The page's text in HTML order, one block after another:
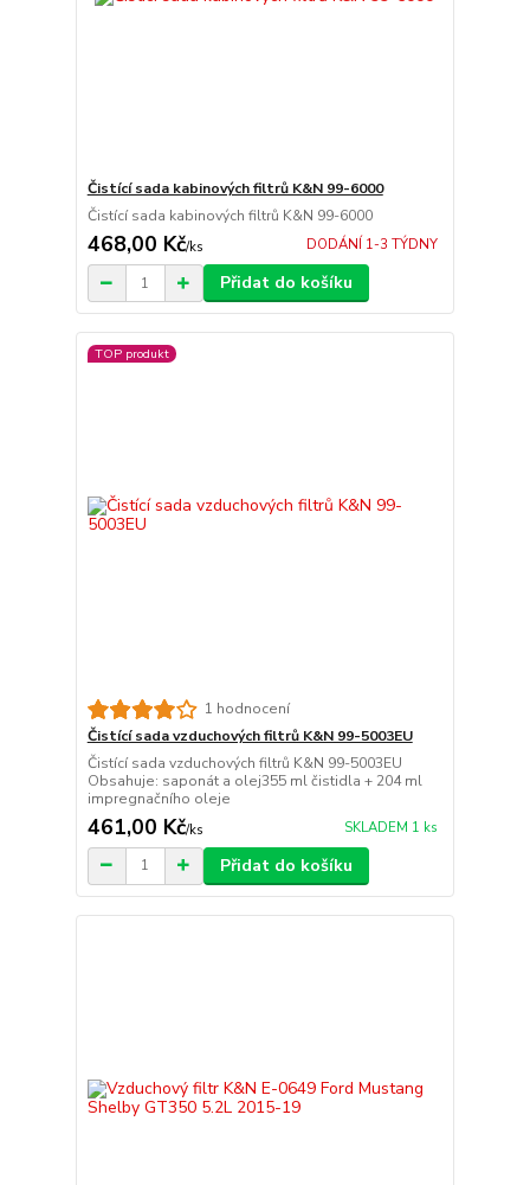
Čistící sada kabinových filtrů K&N 99-6000
Čistící sada kabinových filtrů K&N 99-6000
468,00 Kč/ks DODÁNÍ 1-3 TÝDNY
Přidat do košíku
TOP produkt
1 hodnocení
Čistící sada vzduchových filtrů K&N 99-5003EU
Čistící sada vzduchových filtrů K&N 99-5003EU
Obsahuje: saponát a olej355 ml čistidla + 204 ml
impregnačního oleje
461,00 Kč/ks SKLADEM 1 ks
Přidat do košíku